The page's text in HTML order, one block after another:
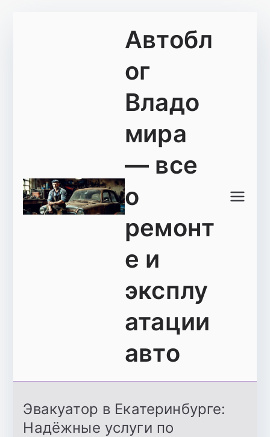
Автобл
ог
Владо
мира
— все
о
ремонт
е и
эксплу
атации
авто
Эвакуатор в Екатеринбурге:
Надёжные услуги по